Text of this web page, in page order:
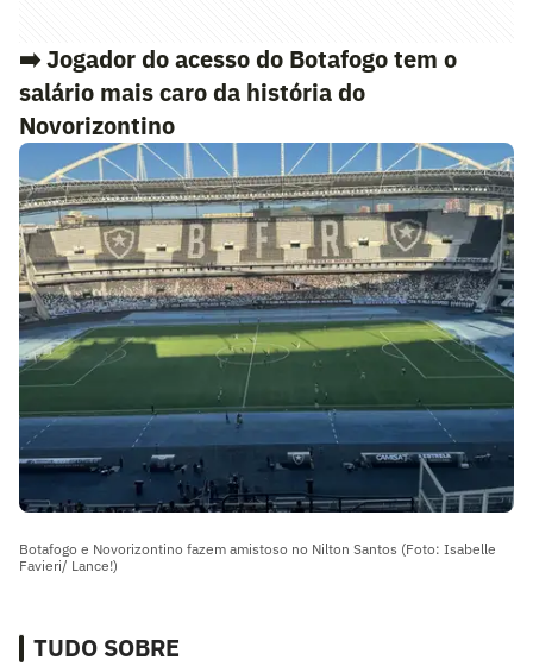
➡️Jogador do acesso do Botafogo tem o
salário mais caro da história do
Novorizontino
Botafogo e Novorizontino fazem amistoso no Nilton Santos (Foto: Isabelle
Favieri/ Lance!)
TUDO SOBRE